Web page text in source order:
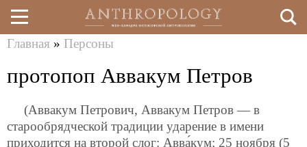
Перейти
к
содержанию
здесь
Главная » Персоны
протопоп Аввакум Петров
(Аввакум Петрович, Аввакум Петров — в
старообрядческой традиции ударение в имени
приходится на второй слог: Авва́кум; 25 ноября (5